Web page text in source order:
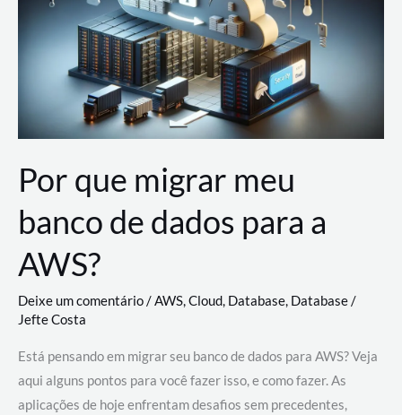
AWS
Por que migrar meu
banco de dados para a
AWS?
Deixe um comentário/AWS,Cloud, Database, Database/
Jefte Costa
Está pensando em migrar seu banco de dados para AWS? Veja
aqui alguns pontos para você fazer isso, e como fazer. As
aplicações de hoje enfrentam desafios sem precedentes,